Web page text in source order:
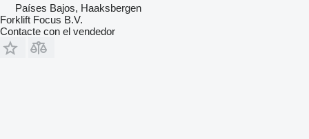
Países Bajos, Haaksbergen
Forklift Focus B.V.
Contacte con el vendedor